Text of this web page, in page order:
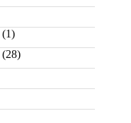
(1)
(28)